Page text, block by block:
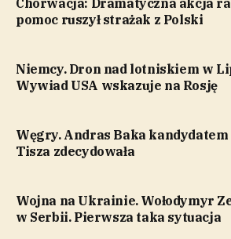
Chorwacja: Dramatyczna akcja
pomoc ruszył strażak z Polski
Niemcy. Dron nad lotniskiem w
Wywiad USA wskazuje na Rosję
Węgry. Andras Baka
Tisza zdecydowała
Wojna na Ukrainie. Wołodymyr
w Serbii. Pierwsza taka sytuacja